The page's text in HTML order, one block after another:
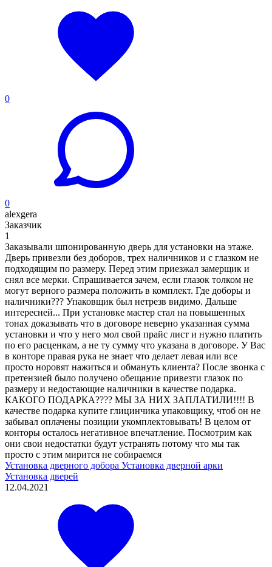
0
0
alexgera
Заказчик
1
Заказывали шпонированную дверь для установки на этаже.
Дверь привезли без доборов, трех наличников и с глазком не
подходящим по размеру. Перед этим приезжал замерщик и
снял все мерки. Спрашивается зачем, если глазок толком не
могут верного размера положить в комплект. Где доборы и
наличники??? Упаковщик был нетрезв видимо. Дальше
интересней... При установке мастер стал на повышенных
тонах доказывать что в договоре неверно указанная сумма
установки и что у него мол свой прайс лист и нужно платить
по его расценкам, а не ту сумму что указана в договоре. У Вас
в конторе правая рука не знает что делает левая или все
просто норовят нажиться и обмануть клиента? После звонка с
претензией было получено обещание привезти глазок по
размеру и недостающие наличники в качестве подарка.
КАКОГО ПОДАРКА???? МЫ ЗА НИХ ЗАПЛАТИЛИ!!!! В
качестве подарка купите глицинчика упаковщику, чтоб он не
забывал оплачены позиции укомплектовывать! В целом от
конторы осталось негативное впечатление. Посмотрим как
они свои недостатки будут устранять потому что мы так
просто с этим мирится не собираемся
Установка дверного добора Установка дверной арки
Установка дверей
12.04.2021